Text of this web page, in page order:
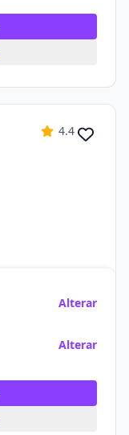
4.4
Alterar
Alterar